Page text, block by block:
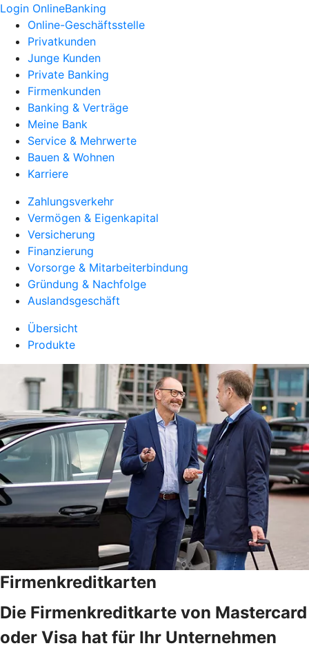
Login OnlineBanking
Online-Geschäftsstelle
Privatkunden
Junge Kunden
Private Banking
Firmenkunden
Banking & Verträge
Meine Bank
Service & Mehrwerte
Bauen & Wohnen
Karriere
Zahlungsverkehr
Vermögen & Eigenkapital
Versicherung
Finanzierung
Vorsorge & Mitarbeiterbindung
Gründung & Nachfolge
Auslandsgeschäft
Übersicht
Produkte
Firmenkreditkarten
Die Firmenkreditkarte von Mastercard
oder Visa hat für Ihr Unternehmen